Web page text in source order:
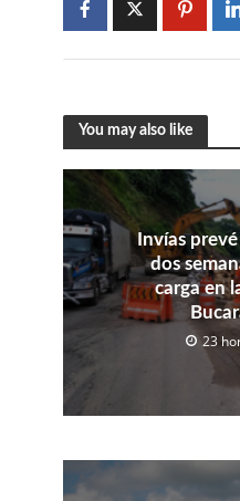
You may also like
Invías
dos
carga en
23